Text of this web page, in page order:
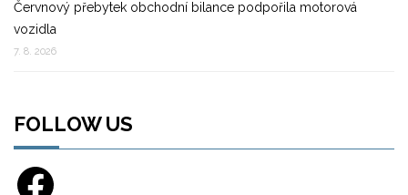
Červnový přebytek obchodní bilance podpořila motorová
vozidla
7. 8. 2026
FOLLOW US
Facebook